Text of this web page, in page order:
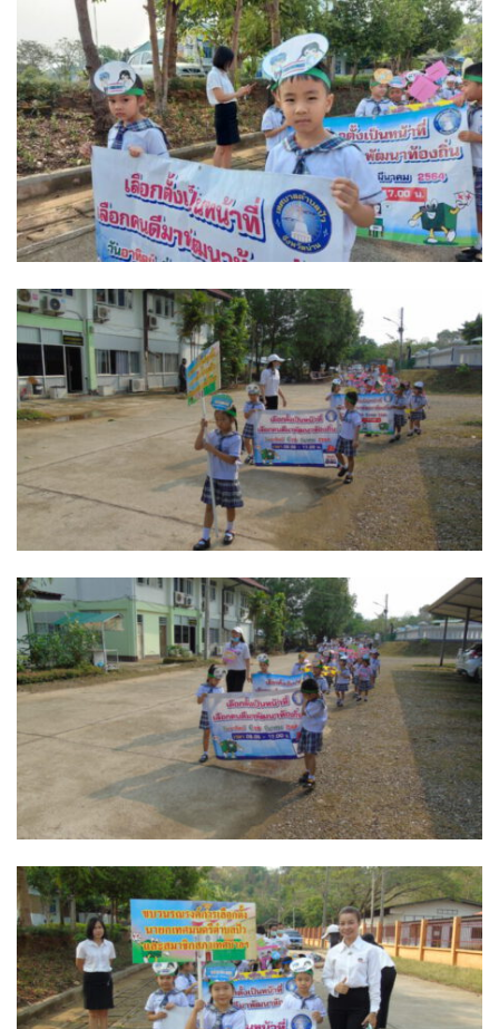
บ้านกังหัน @ ปัวคอทเทจ
บ้านต้นคูณ
บ้านนาโฮมสเตย์
บ้านปัว ปลายนา
บ้านพักชมดอย
บ้านริมทุ่งรีสอร์ท
บ้านสวนศรีสุขโฮมสเตย์
บ้านฮิมนาปัว
บ้านไม้ปลายนา
ป.ปิ๊กโฮมสเตย์
ปรางค์ทองแมนชั่น
ปวินท์ศิลป์แกลอรี่แอนด์รีสอร์ท
ปัว พาโนราม่า รีสอร์ท
ปัวตรึงใจ๋ รีสอร์ท
ปัวนาน่านแคมป์ปิ้ง
ปัวพัตรา โฮเทล
ปัวพาราไดซ์เพลส
ปัวสบายรีสอร์ท
ปัวเดอวิว บูติค รีสอร์ท